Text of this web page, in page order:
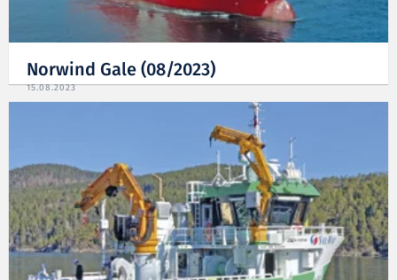
Norwind Gale (08/2023)
15.08.2023